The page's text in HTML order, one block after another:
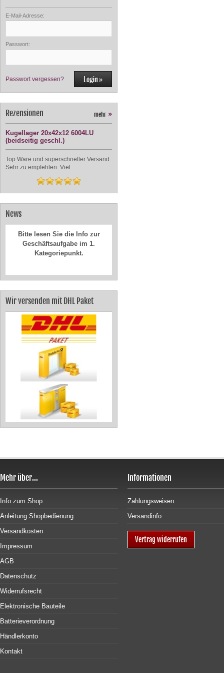
E-Mail-Adresse:
Passwort:
Passwort vergessen?
Rezensionen mehr »
Kugellager 20x42x12 6004LU
(beidseitig geschl.)
Top Ware und superschneller Versand.
Sehr zu empfehlen. Viel
News
Geschäftsaufgabe im 1.
Kategoriepunkt.
Wir versenden mit DHL Paket
Mehr über...
Info zum Shop
Anleitung Shopbedienung
Versandkosten
Impressum
AGB
Datenschutz
Widerrufsrecht
Elektronische Bauteile
Batterieverordnung
Händlerkonto
Kontakt
Informationen
Zahlungsweisen
Versandinfo
Vertrag widerrufen